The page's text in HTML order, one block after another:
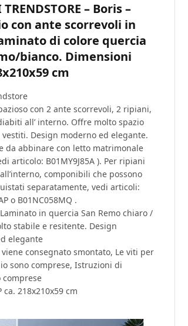
– Boris –
con ante scorrevoli in
di colore quercia
bianco. Dimensioni
cm
con 2 ante scorrevoli, 2 ripiani,
all’ interno. Offre molto spazio
Design moderno ed elegante.
da abbinare con letto matrimonale
articolo: B01MY9J85A ). Per ripiani
componibili che possono
separatamente, vedi articoli:
o B01NC058MQ .
in quercia San Remo chiaro /
stabile e resitente. Design
elegante
consegnato smontato, Le viti per
sono comprese, Istruzioni di
ca. 218x210x59 cm